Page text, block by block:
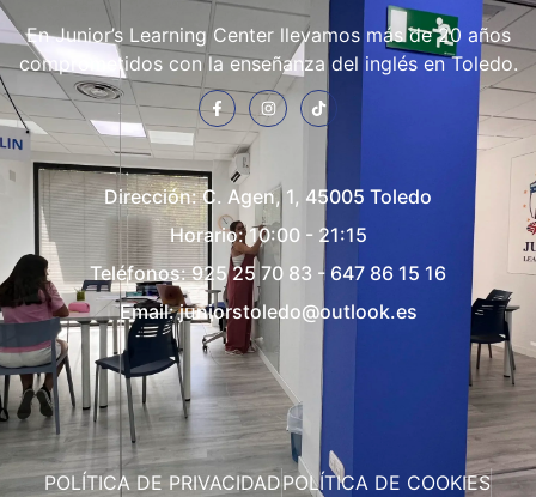
En Junior’s Learning Center llevamos más de 20 años
comprometidos con la enseñanza del inglés en Toledo.
Dirección:C. Agen, 1, 45005 Toledo
Horario: 10:00 - 21:15
Teléfonos:925 25 70 83 - 647 86 15 16
Email:juniorstoledo@outlook.es
POLÍTICA DE PRIVACIDADPOLÍTICA DE COOKIES